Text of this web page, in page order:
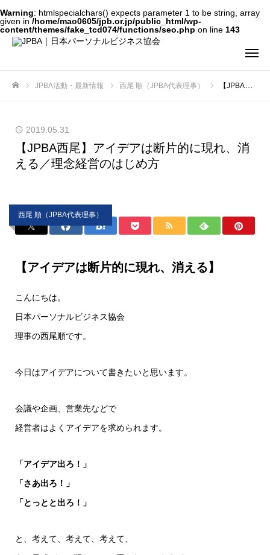
Warning: htmlspecialchars() expects parameter 1 to be string, array
given in /home/mao0605/jpb.or.jp/public_html/wp-
content/themes/fake_tcd074/functions/seo.php on line 143
JPBA活動・最新情報 西尾 順（JPBA代表理事） 【JPBA西尾】アイデアは断片的に現れ、消える／理念経営のはじめ方
2019.05.31
【JPBA西尾】アイデアは断片的に現れ、消
える／理念経営のはじめ方
西尾 順（JPBA代表理事）
【アイデアは断片的に現れ、消える】
こんにちは。
日本パーソナルビジネス協会
理事の西尾順です。
今日はアイデアについて書きたいと思います。
会議や企画、営業先などで
経営者はよくアイデアを求められます。
「アイデア出ろ！」
「さあ出ろ！」
「とっとと出ろ！」
と、考えて、考えて、考えて、